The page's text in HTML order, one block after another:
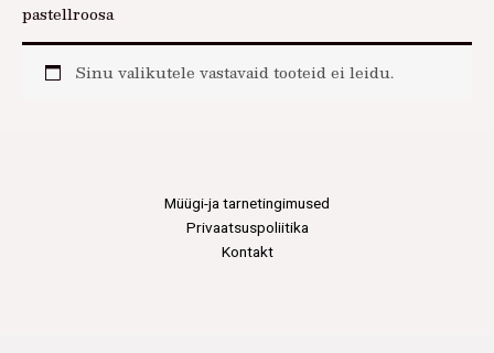
pastellroosa
Sinu valikutele vastavaid tooteid ei leidu.
Müügi-ja tarnetingimused
Privaatsuspoliitika
Kontakt